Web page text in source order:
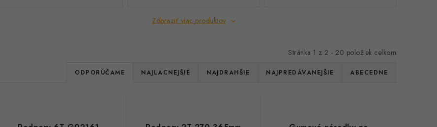
Zobraziť viac produktov
Stránka 1 z 2 - 20 položiek celkom
RODPORÚČAME NAJLACNEJŠIE NAJDRAHŠIE NAJPREDÁVANEJŠIE ABECEDNE